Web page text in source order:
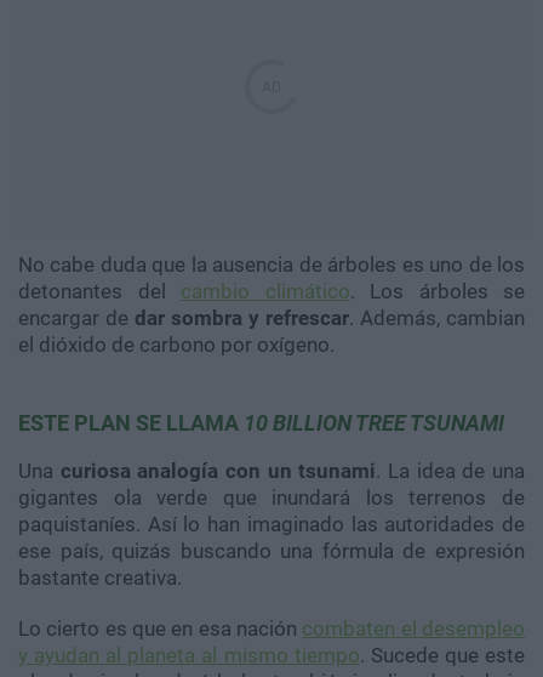
No cabe duda que la ausencia de árboles es uno de los
detonantes del cambio climático. Los árboles se
encargar de dar sombra y refrescar. Además, cambian
el dióxido de carbono por oxígeno.
ESTE PLAN SE LLAMA 10 BILLION TREE TSUNAMI
Una curiosa analogía con un tsunami. La idea de una
gigantes ola verde que inundará los terrenos de
paquistaníes. Así lo han imaginado las autoridades de
ese país, quizás buscando una fórmula de expresión
bastante creativa.
Lo cierto es que en esa nación combaten el desempleo
y ayudan al planeta al mismo tiempo. Sucede que este